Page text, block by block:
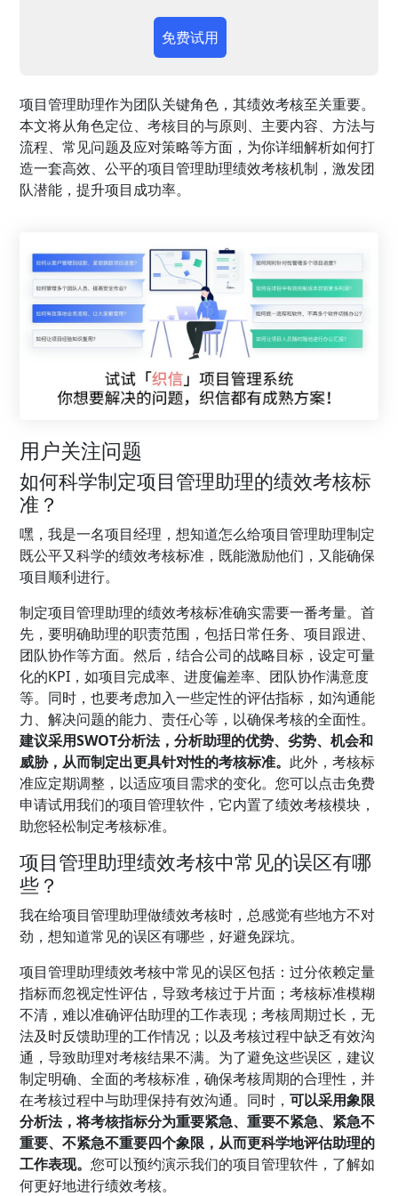
免费试用
项目管理助理作为团队关键角色，其绩效考核至关重要。
本文将从角色定位、考核目的与原则、主要内容、方法与
流程、常见问题及应对策略等方面，为你详细解析如何打
造一套高效、公平的项目管理助理绩效考核机制，激发团
队潜能，提升项目成功率。
用户关注问题
如何科学制定项目管理助理的绩效考核标
准？
嘿，我是一名项目经理，想知道怎么给项目管理助理制定
既公平又科学的绩效考核标准，既能激励他们，又能确保
项目顺利进行。
制定项目管理助理的绩效考核标准确实需要一番考量。首
先，要明确助理的职责范围，包括日常任务、项目跟进、
团队协作等方面。然后，结合公司的战略目标，设定可量
化的KPI，如项目完成率、进度偏差率、团队协作满意度
等。同时，也要考虑加入一些定性的评估指标，如沟通能
力、解决问题的能力、责任心等，以确保考核的全面性。
建议采用SWOT分析法，分析助理的优势、劣势、机会和
威胁，从而制定出更具针对性的考核标准。 此外，考核标
准应定期调整，以适应项目需求的变化。您可以点击免费
申请试用我们的项目管理软件，它内置了绩效考核模块，
助您轻松制定考核标准。
项目管理助理绩效考核中常见的误区有哪
些？
我在给项目管理助理做绩效考核时，总感觉有些地方不对
劲，想知道常见的误区有哪些，好避免踩坑。
项目管理助理绩效考核中常见的误区包括：过分依赖定量
指标而忽视定性评估，导致考核过于片面；考核标准模糊
不清，难以准确评估助理的工作表现；考核周期过长，无
法及时反馈助理的工作情况；以及考核过程中缺乏有效沟
通，导致助理对考核结果不满。为了避免这些误区，建议
制定明确、全面的考核标准，确保考核周期的合理性，并
在考核过程中与助理保持有效沟通。同时，可以采用象限
分析法，将考核指标分为重要紧急、重要不紧急、紧急不
重要、不紧急不重要四个象限，从而更科学地评估助理的
工作表现。您可以预约演示我们的项目管理软件，了解如
何更好地进行绩效考核。